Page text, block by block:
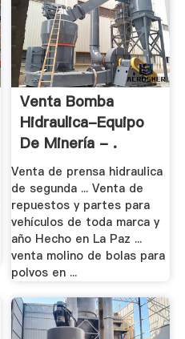
Venta Bomba
Hidraulica-Equipo
De Minería - .
Venta de prensa hidraulica
de segunda ... Venta de
repuestos y partes para
vehículos de toda marca y
año Hecho en La Paz ...
venta molino de bolas para
polvos en ...